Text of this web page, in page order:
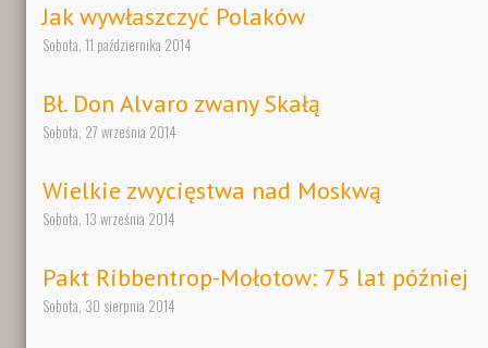
Jak wywłaszczyć Polaków
Sobota, 11 października 2014
Bł. Don Alvaro zwany Skałą
Sobota, 27 września 2014
Wielkie zwycięstwa nad Moskwą
Sobota, 13 września 2014
Pakt Ribbentrop-Mołotow: 75 lat później
Sobota, 30 sierpnia 2014